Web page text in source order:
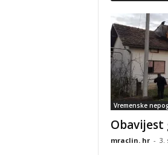
Vremenske
Obavijest
mraclin. hr - 3.